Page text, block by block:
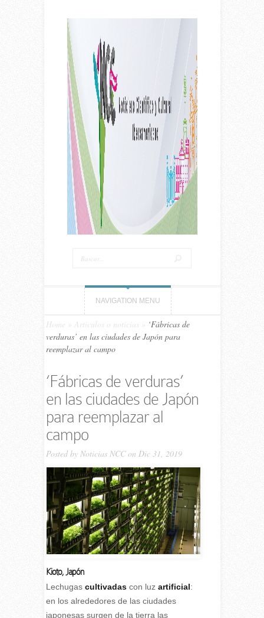
NAVIGATION MENU
Home Artículos o noticias
‘Fábricas de
verduras’ en las ciudades de Japón para
reemplazar al campo
‘Fábricas de verduras’
en las ciudades de Japón
para reemplazar al
campo
Posted by Noticias NCCon Dic 31, 2019
Kioto, Japón
L echugas cultivadascon luz artificial:
en los alrededores de las ciudades
japonesas surgen de la tierra las